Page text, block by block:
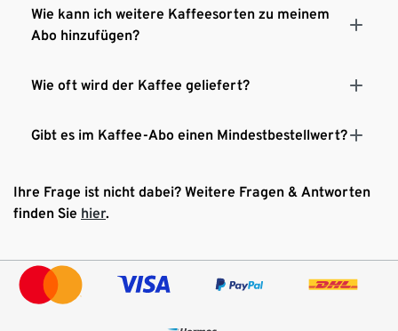
Wie kann ich weitere Kaffeesorten zu meinem
Abo hinzufügen?
Wie oft wird der Kaffee geliefert?
Gibt es im Kaffee-Abo einen Mindestbestellwert?
Ihre Frage ist nicht dabei? Weitere Fragen & Antworten
finden Sie hier.